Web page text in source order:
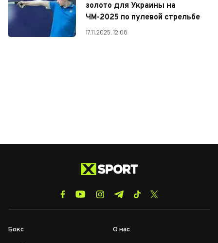
золото для Украины на
ЧМ-2025 по пулевой стрельбе
17.11.2025, 12:08
Бокс О нас